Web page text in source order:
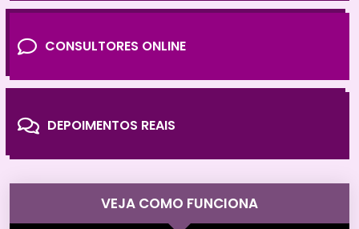
CONSULTORES ONLINE
DEPOIMENTOS REAIS
VEJA COMO FUNCIONA